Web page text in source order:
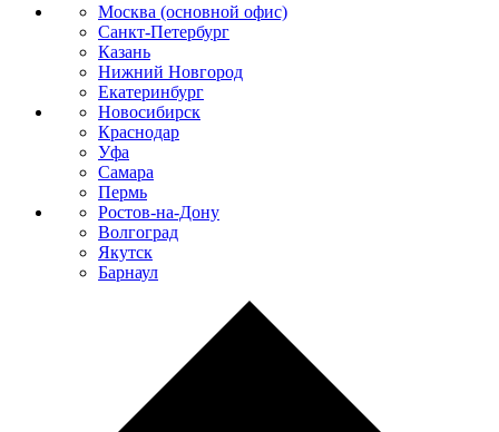
Москва (основной офис)
Санкт-Петербург
Казань
Нижний Новгород
Екатеринбург
Новосибирск
Краснодар
Уфа
Самара
Пермь
Ростов-на-Дону
Волгоград
Якутск
Барнаул